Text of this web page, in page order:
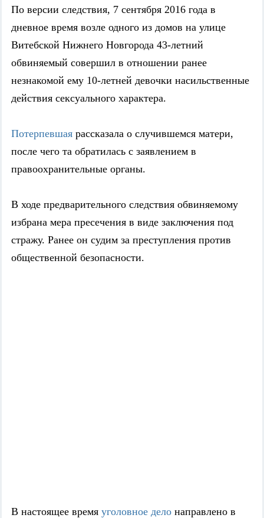
По версии следствия, 7 сентября 2016 года в
дневное время возле одного из домов на улице
Витебской Нижнего Новгорода 43-летний
обвиняемый совершил в отношении ранее
незнакомой ему 10-летней девочки насильственные
действия сексуального характера.
Потерпевшая рассказала о случившемся матери,
после чего та обратилась с заявлением в
правоохранительные органы.
В ходе предварительного следствия обвиняемому
избрана мера пресечения в виде заключения под
стражу. Ранее он судим за преступления против
общественной безопасности.
В настоящее время уголовное дело направлено в